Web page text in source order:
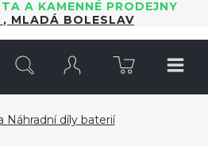
A KAMENNÉ PRODEJNY
, MLADÁ BOLESLAV
Náhradní díly baterií